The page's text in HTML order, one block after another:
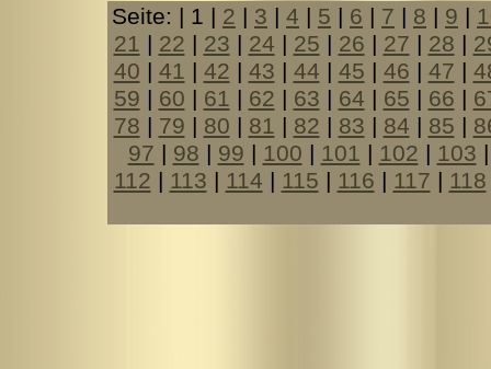
Seite: | 1 | 2 | 3 | 4 | 5 | 6 | 7 | 8 | 9 |
21 | 22 | 23 | 24 | 25 | 26 | 27 | 28 |
40 | 41 | 42 | 43 | 44 | 45 | 46 | 47 |
59 | 60 | 61 | 62 | 63 | 64 | 65 | 66 |
78 | 79 | 80 | 81 | 82 | 83 | 84 | 85 |
97 | 98 | 99 | 100 | 101 | 102 | 103
112 | 113 | 114 | 115 | 116 | 117 | 118